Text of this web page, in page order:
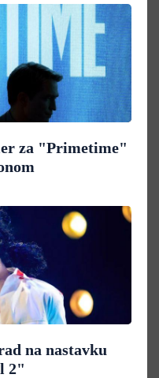
za "Primetime"
na nastavku
2"